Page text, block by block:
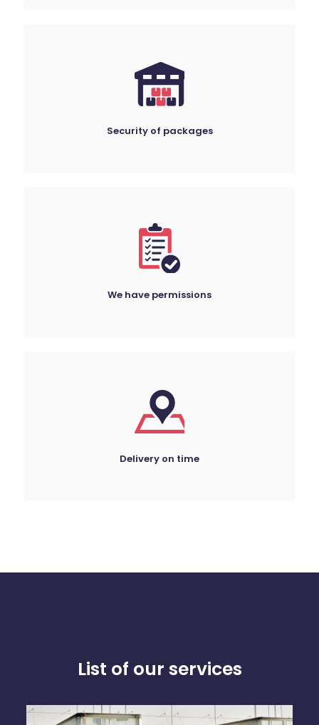
Security of packages
We have permissions
Delivery on time
List of our services